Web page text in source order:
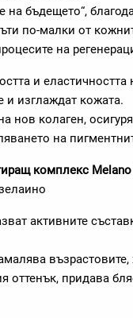
на бъдещето“,
по-малки от
на
и
и изглаждат кожата.
нов колаген,
на
комплекс Melano
активните
оттенък, придава